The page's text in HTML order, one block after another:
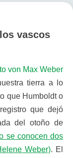
vascos
tierra a lo
que Humboldt o
que dejó
del otoño de
se conocen dos
Weber). El